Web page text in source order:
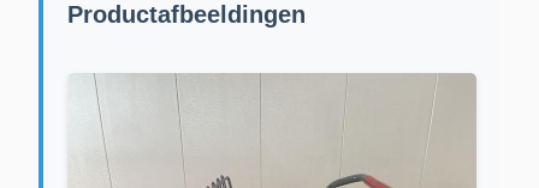
Productafbeeldingen